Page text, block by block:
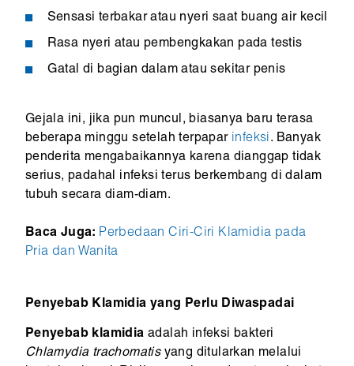
Sensasi terbakar atau nyeri saat buang air kecil
Rasa nyeri atau pembengkakan pada testis
Gatal di bagian dalam atau sekitar penis
Gejala ini, jika pun muncul, biasanya baru terasa
beberapa minggu setelah terpapar infeksi. Banyak
penderita mengabaikannya karena dianggap tidak
serius, padahal infeksi terus berkembang di dalam
tubuh secara diam-diam.
Baca Juga: Perbedaan Ciri-Ciri Klamidia pada
Pria dan Wanita
Penyebab Klamidia yang Perlu Diwaspadai
Penyebab klamidia adalah infeksi bakteri
Chlamydia trachomatisyang ditularkan melalui